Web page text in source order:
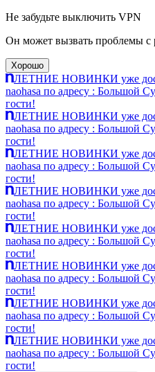
Не забудьте выключить VPN
Он может вызвать проблемы с
Хорошо
ЛЕТНИЕ НОВИНКИ уже
naohasa по адресу : Большой
гости!
ЛЕТНИЕ НОВИНКИ уже
naohasa по адресу : Большой
гости!
ЛЕТНИЕ НОВИНКИ уже
naohasa по адресу : Большой
гости!
ЛЕТНИЕ НОВИНКИ уже
naohasa по адресу : Большой
гости!
ЛЕТНИЕ НОВИНКИ уже
naohasa по адресу : Большой
гости!
ЛЕТНИЕ НОВИНКИ уже
naohasa по адресу : Большой
гости!
ЛЕТНИЕ НОВИНКИ уже
naohasa по адресу : Большой
гости!
ЛЕТНИЕ НОВИНКИ уже
naohasa по адресу : Большой
гости!